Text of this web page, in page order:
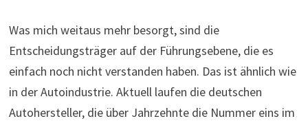
Was mich weitaus mehr besorgt, sind die
Entscheidungsträger auf der Führungsebene, die es
einfach noch nicht verstanden haben. Das ist ähnlich wie
in der Autoindustrie. Aktuell laufen die deutschen
Autohersteller, die über Jahrzehnte die Nummer eins im